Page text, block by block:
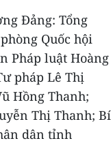
Đảng: Tổng
Quốc hội
Pháp luật Hoàng
pháp Lê Thị
Hồng Thanh;
Thị Thanh; Bí
dân tỉnh